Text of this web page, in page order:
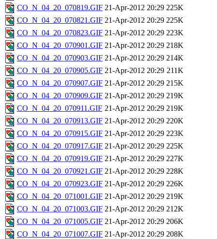
CO_N_04_20_070819.GIF 21-Apr-2012 20:29 225K
CO_N_04_20_070821.GIF 21-Apr-2012 20:29 225K
CO_N_04_20_070823.GIF 21-Apr-2012 20:29 223K
CO_N_04_20_070901.GIF 21-Apr-2012 20:29 218K
CO_N_04_20_070903.GIF 21-Apr-2012 20:29 214K
CO_N_04_20_070905.GIF 21-Apr-2012 20:29 211K
CO_N_04_20_070907.GIF 21-Apr-2012 20:29 215K
CO_N_04_20_070909.GIF 21-Apr-2012 20:29 219K
CO_N_04_20_070911.GIF 21-Apr-2012 20:29 219K
CO_N_04_20_070913.GIF 21-Apr-2012 20:29 220K
CO_N_04_20_070915.GIF 21-Apr-2012 20:29 223K
CO_N_04_20_070917.GIF 21-Apr-2012 20:29 225K
CO_N_04_20_070919.GIF 21-Apr-2012 20:29 227K
CO_N_04_20_070921.GIF 21-Apr-2012 20:29 228K
CO_N_04_20_070923.GIF 21-Apr-2012 20:29 226K
CO_N_04_20_071001.GIF 21-Apr-2012 20:29 219K
CO_N_04_20_071003.GIF 21-Apr-2012 20:29 212K
CO_N_04_20_071005.GIF 21-Apr-2012 20:29 206K
CO_N_04_20_071007.GIF 21-Apr-2012 20:29 208K